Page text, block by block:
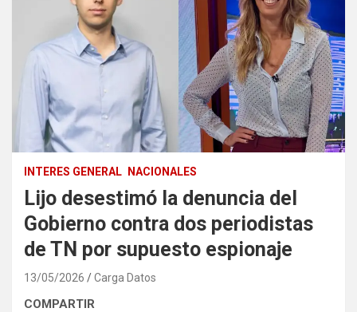
INTERES GENERAL NACIONALES
Lijo desestimó la denuncia del
Gobierno contra dos periodistas
de TN por supuesto espionaje
13/05/2026 Carga Datos
COMPARTIR